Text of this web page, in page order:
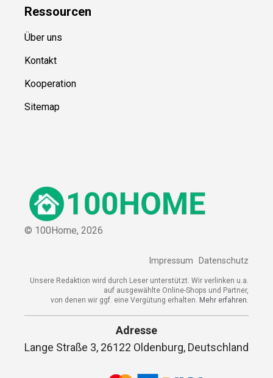
Ressourcen
Über uns
Kontakt
Kooperation
Sitemap
© 100Home, 2026
Impressum Datenschutz
Unsere Redaktion wird durch Leser unterstützt. Wir verlinken u.a.
auf ausgewählte Online-Shops und Partner,
von denen wir ggf. eine Vergütung erhalten. Mehr erfahren.
Adresse
Lange Straße 3, 26122 Oldenburg, Deutschland